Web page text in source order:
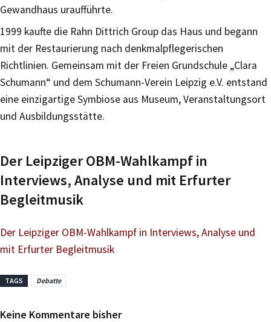
Gewandhaus uraufführte.
1999 kaufte die Rahn Dittrich Group das Haus und begann
mit der Restaurierung nach denkmalpflegerischen
Richtlinien. Gemeinsam mit der Freien Grundschule „Clara
Schumann“ und dem Schumann-Verein Leipzig e.V. entstand
eine einzigartige Symbiose aus Museum, Veranstaltungsort
und Ausbildungsstätte.
Der Leipziger OBM-Wahlkampf in
Interviews, Analyse und mit Erfurter
Begleitmusik
Der Leipziger OBM-Wahlkampf in Interviews, Analyse und
mit Erfurter Begleitmusik
TAGS Debatte
Keine Kommentare bisher